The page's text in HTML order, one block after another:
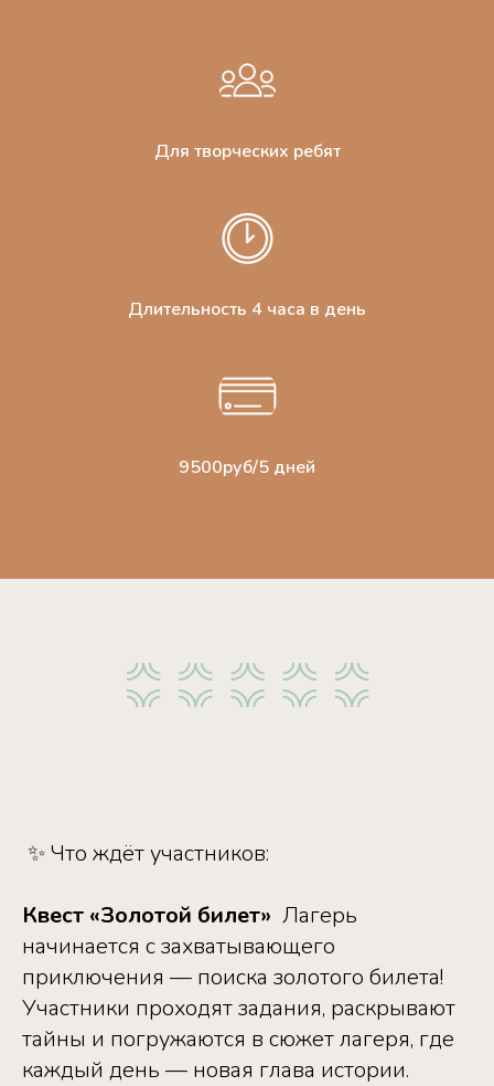
Для творческих ребят
Длительность 4 часа в день
9500руб/5 дней
‎ ‎✨ Что ждёт участников: ‎ ‎
Квест «Золотой билет» ‎ ‎Лагерь
начинается с захватывающего
приключения — поиска золотого билета!
‎Участники проходят задания, раскрывают
тайны и погружаются в сюжет лагеря, где
каждый день — новая глава истории. ‎ ‎